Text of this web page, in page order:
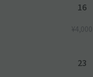
16
¥4,000
23